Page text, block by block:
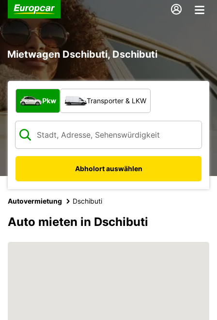
Mietwagen Dschibuti, Dschibuti
Welche Art von Fahrzeug?
Pkw Transporter & LKW
Abholort auswählen
Autovermietung Dschibuti
Auto mieten in Dschibuti